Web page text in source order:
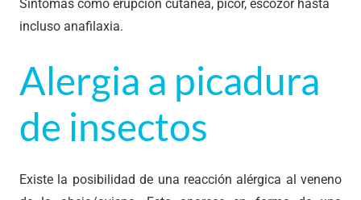
Síntomas como erupción cutánea, picor, escozor hasta
incluso anafilaxia.
Alergia a picadura
de insectos
Existe la posibilidad de una reacción alérgica al veneno